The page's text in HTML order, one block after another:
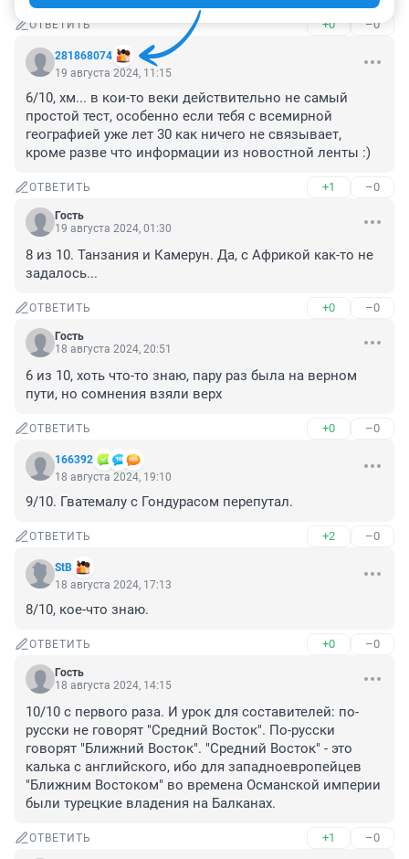
ОТВЕТИТЬ +0 –0
281868074
19 августа 2024, 11:15
6/10, хм... в кои-то веки действительно не самый
простой тест, особенно если тебя с всемирной
географией уже лет 30 как ничего не связывает,
кроме разве что информации из новостной ленты :)
ОТВЕТИТЬ +1 –0
Гость
19 августа 2024, 01:30
8 из 10. Танзания и Камерун. Да, с Африкой как-то не
задалось...
ОТВЕТИТЬ +0 –0
Гость
18 августа 2024, 20:51
6 из 10, хоть что-то знаю, пару раз была на верном
пути, но сомнения взяли верх
ОТВЕТИТЬ +0 –0
166392
18 августа 2024, 19:10
9/10. Гватемалу с Гондурасом перепутал.
ОТВЕТИТЬ +2 –0
StB
18 августа 2024, 17:13
8/10, кое-что знаю.
ОТВЕТИТЬ +0 –0
Гость
18 августа 2024, 14:15
10/10 с первого раза. И урок для составителей: по-
русски не говорят "Средний Восток". По-русски
говорят "Ближний Восток". "Средний Восток" - это
калька с английского, ибо для западноевропейцев
"Ближним Востоком" во времена Османской империи
были турецкие владения на Балканах.
ОТВЕТИТЬ +1 –0